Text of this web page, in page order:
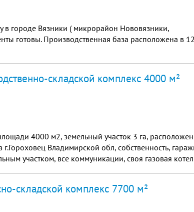
в городе Вязники ( микрорайон Нововязники,
готовы. Производственная база расположена в
складской комплекс 4000 м²
4000 м2, земельный участок 3 га,
Владимирской обл, собственность,
участком, все коммуникации, своя газовая
складской комплекс 7700 м²